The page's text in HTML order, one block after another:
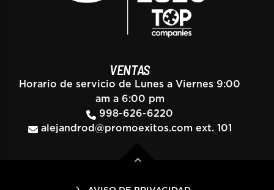
VENTAS
Horario de servicio de Lunes a Viernes 9:00
am a 6:00 pm
998-626-6220
alejandrod@promoexitos.com ext. 101